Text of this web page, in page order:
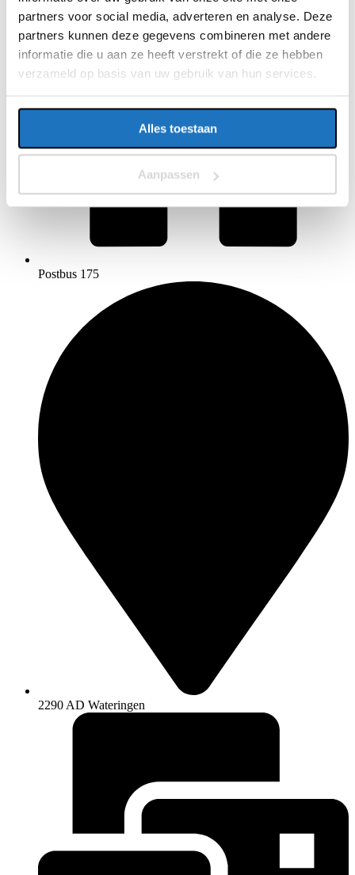
partners voor social media, adverteren en analyse. Deze
partners kunnen deze gegevens combineren met andere
informatie die u aan ze heeft verstrekt of die ze hebben
verzameld op basis van uw gebruik van hun services.
Alles toestaan
Aanpassen
Postbus 175
2290 AD Wateringen